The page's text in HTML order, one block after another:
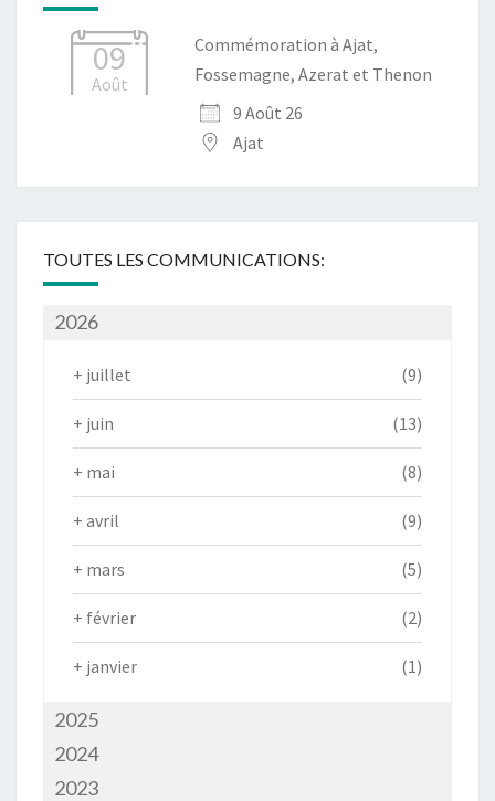
09
Août
Commémoration à Ajat,
Fossemagne, Azerat et Thenon
9 Août 26
Ajat
TOUTES LES COMMUNICATIONS:
2026
+ juillet (9)
+ juin (13)
+ mai (8)
+ avril (9)
+ mars (5)
+ février (2)
+ janvier (1)
2025
2024
2023